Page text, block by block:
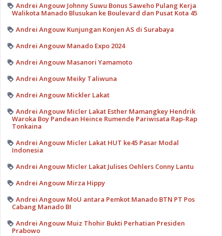
Andrei Angouw Johnny Suwu Bonus Saweho Pulang Kerja
Walikota Manado Blusukan ke Boulevard dan Pusat Kota 45
Andrei Angouw Kunjungan Konjen AS di Surabaya
Andrei Angouw Manado Expo 2024
Andrei Angouw Masanori Yamamoto
Andrei Angouw Meiky Taliwuna
Andrei Angouw Mickler Lakat
Andrei Angouw Micler Lakat Esther Mamangkey Hendrik
Waroka Boy Pandean Heince Rumende Pariwisata Rap-Rap
Tonkaina
Andrei Angouw Micler Lakat HUT ke45 Pasar Modal
Indonesia
Andrei Angouw Micler Lakat Julises Oehlers Conny Lantu
Andrei Angouw Mirza Hippy
Andrei Angouw MoU antara Pemkot Manado BTN PT Pos
Cabang Manado BI
Andrei Angouw Muiz Thohir Bukti Perhatian Presiden
Prabowo